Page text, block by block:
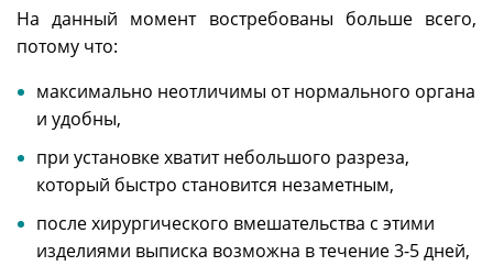
На данный момент востребованы больше всего,
потому что:
максимально неотличимы от нормального органа
и удобны,
при установке хватит небольшого разреза,
который быстро становится незаметным,
после хирургического вмешательства с этими
изделиями выписка возможна в течение 3-5 дней,